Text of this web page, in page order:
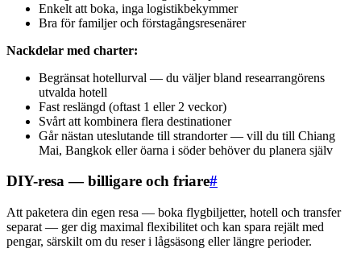
Enkelt att boka, inga logistikbekymmer
Bra för familjer och förstagångsresenärer
Nackdelar med charter:
Begränsat hotellurval — du väljer bland researrangörens
utvalda hotell
Fast reslängd (oftast 1 eller 2 veckor)
Svårt att kombinera flera destinationer
Går nästan uteslutande till strandorter — vill du till Chiang
Mai, Bangkok eller öarna i söder behöver du planera själv
DIY-resa — billigare och friare#
Att paketera din egen resa — boka flygbiljetter, hotell och transfer
separat — ger dig maximal flexibilitet och kan spara rejält med
pengar, särskilt om du reser i lågsäsong eller längre perioder.